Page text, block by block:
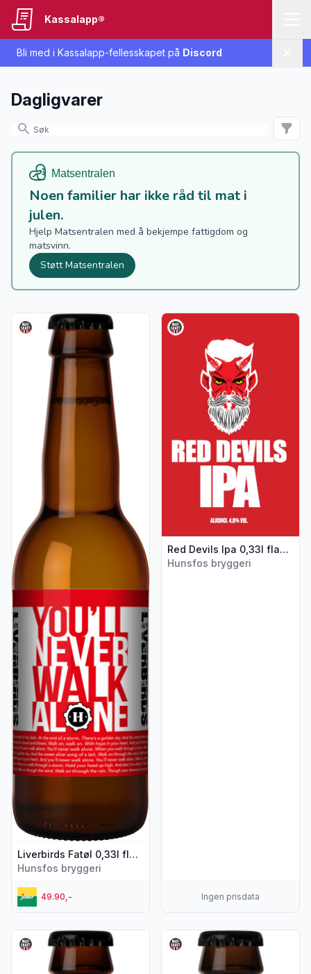
Bli med i Kassalapp-fellesskapet på Discord
Kassalapp®
Dagligvarer
Noen familier har ikke råd til mat i
julen.
Hjelp Matsentralen med å bekjempe fattigdom og
matsvinn.
Støtt Matsentralen
Liverbirds Fatøl 0,33l flaske Hunsfos Bryggeri
Hunsfos bryggeri
49.90,-
Vis flere detaljer for produktet "Liverbirds Fatøl 0,33l
Red Devils Ipa 0,33l flaske Hunsfos Bryggeri
Hunsfos bryggeri
Ingen prisdata
Vis flere detaljer for
Vis flere detaljer for produktet "6 Times Pale Ale 0,33l
Vis flere detaljer for